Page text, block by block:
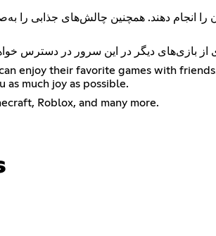
را انجام دهند. همچنین چالش‌های جذابی
enjoy their favorite games with
much joy as possible.
Roblox, and many more.